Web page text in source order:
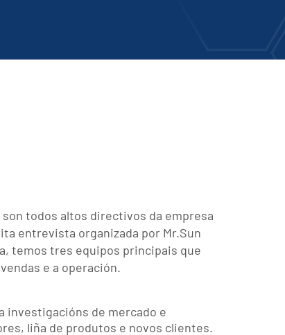
todos altos directivos da empresa
entrevista organizada por Mr.Sun
temos tres equipos principais que
e a operación.
investigacións de mercado e
liña de produtos e novos clientes.